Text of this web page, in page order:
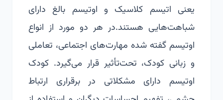
یعنی اتیسم کلاسیک و اوتیسم بالغ دارای
شباهت‌هایی هستند.در هر دو مورد از انواع
اوتیسم گفته شده مهارت‌های اجتماعی، تعاملی
و زبانی کودک، تحت‌تأثیر قرار می‌گیرد. کودک
اوتیسم دارای مشکلاتی در برقراری ارتباط